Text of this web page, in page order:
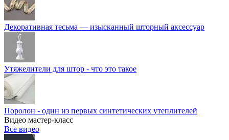
Декоративная тесьма — изысканный шторный аксессуар
Утяжелители для штор - что это такое
Поролон - один из первых синтетических утеплителей
Видео мастер-класс
Все видео